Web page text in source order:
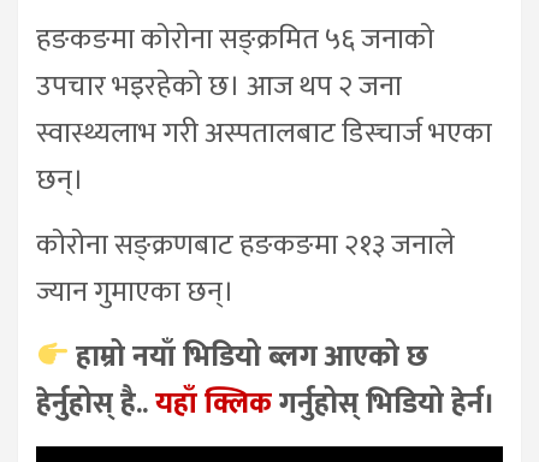
हङकङमा कोरोना सङ्क्रमित ५६ जनाको
उपचार भइरहेको छ। आज थप २ जना
स्वास्थ्यलाभ गरी अस्पतालबाट डिस्चार्ज भएका
छन्।
कोरोना सङ्क्रणबाट हङकङमा २१३ जनाले
ज्यान गुमाएका छन्।
हाम्रो नयाँ भिडियो ब्लग आएको छ
हेर्नुहोस् है..यहाँ क्लिकगर्नुहोस् भिडियो हेर्न।